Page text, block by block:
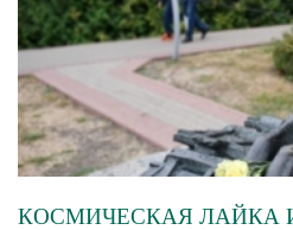
КОСМИЧЕСКАЯ ЛАЙКА